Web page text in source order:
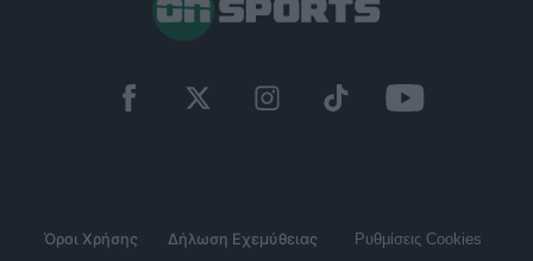
Όροι Χρήσης Δήλωση Εχεμύθειας Ρυθμίσεις Cookies